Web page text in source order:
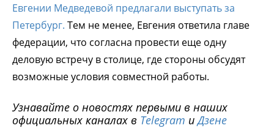
Евгении Медведевой предлагали выступать за
Петербург. Тем не менее, Евгения ответила главе
федерации, что согласна провести еще одну
деловую встречу в столице, где стороны обсудят
возможные условия совместной работы.
Узнавайте о новостях первыми в наших
официальных каналах в Telegram иДзене